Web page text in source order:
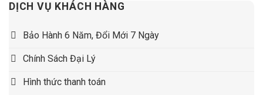
DỊCH VỤ KHÁCH HÀNG
Bảo Hành 6 Năm, Đổi Mới 7 Ngày
Chính Sách Đại Lý
Hình thức thanh toán